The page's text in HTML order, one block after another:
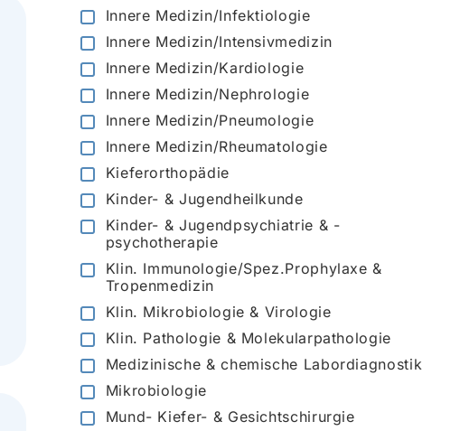
Innere Medizin/Infektiologie
Innere Medizin/Intensivmedizin
Innere Medizin/Kardiologie
Innere Medizin/Nephrologie
Innere Medizin/Pneumologie
Innere Medizin/Rheumatologie
Kieferorthopädie
Kinder- & Jugendheilkunde
Kinder- & Jugendpsychiatrie & -
psychotherapie
Klin. Immunologie/Spez.Prophylaxe &
Tropenmedizin
Klin. Mikrobiologie & Virologie
Klin. Pathologie & Molekularpathologie
Medizinische & chemische Labordiagnostik
Mikrobiologie
Mund- Kiefer- & Gesichtschirurgie